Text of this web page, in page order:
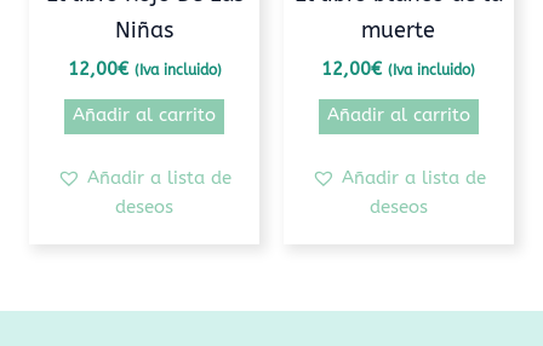
Niñas
12,00€ (Iva incluido)
Añadir al carrito
Añadir a lista de
deseos
muerte
12,00€ (Iva incluido)
Añadir al carrito
Añadir a lista de
deseos